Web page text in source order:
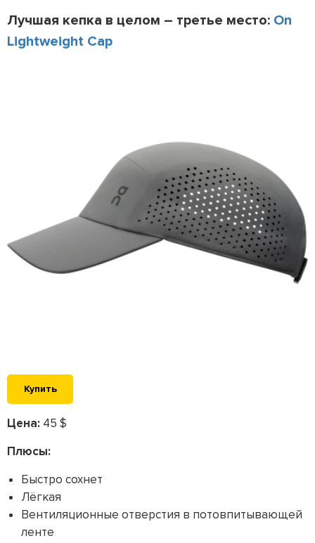
Лучшая кепка в целом – третье место: On
Lightweight Cap
Купить
Цена: 45 $
Плюсы:
Быстро сохнет
Лёгкая
Вентиляционные отверстия в потовпитывающей
ленте